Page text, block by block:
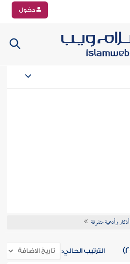
دخول
أذكار وأدعية متفرقة
الترتيب الحالي: